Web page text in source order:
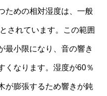
ための相対湿度は、一般
されています。この範囲
最小限になり、音の響き
くなります。湿度が60％
が膨張するため響きが鈍